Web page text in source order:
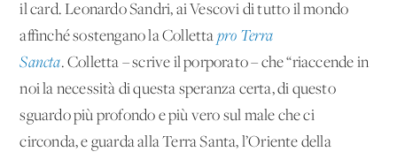
il card. Leonardo Sandri, ai Vescovi di tutto il mondo
affinché sostengano la Colletta pro Terra
Sancta. Colletta – scrive il porporato – che “riaccende in
noi la necessità di questa speranza certa, di questo
sguardo più profondo e più vero sul male che ci
circonda, e guarda alla Terra Santa, l’Oriente della